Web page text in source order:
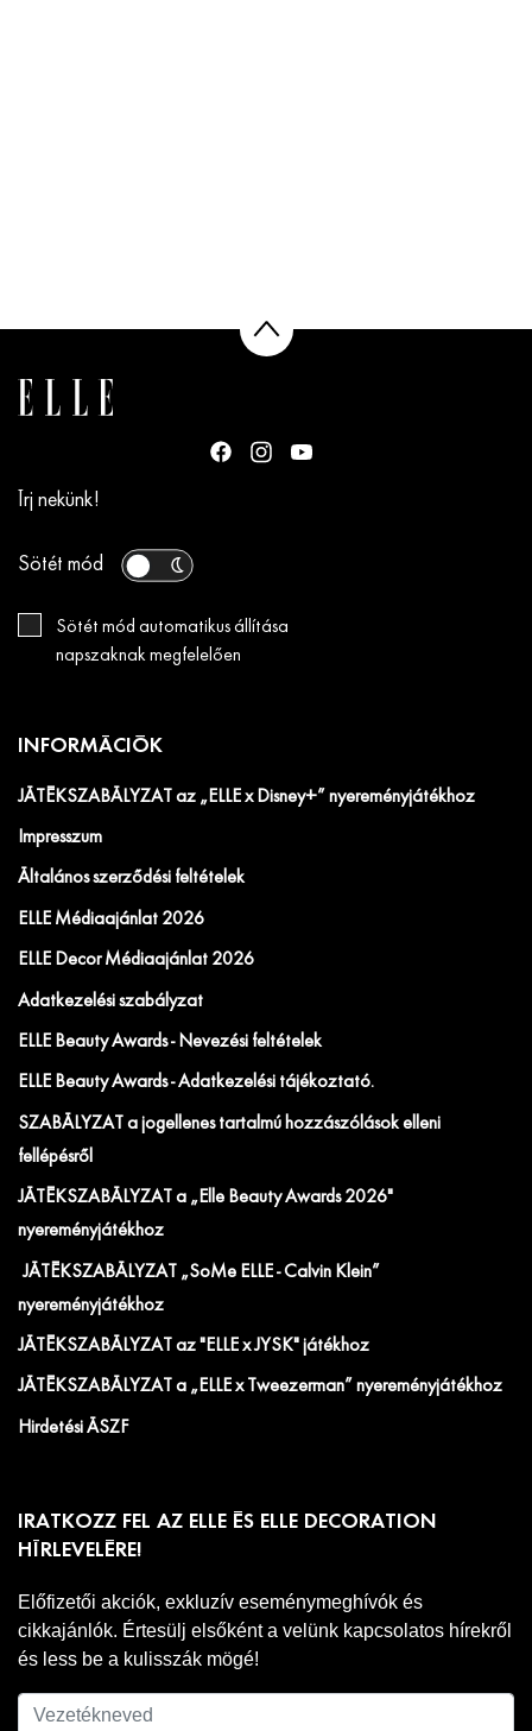
Írj nekünk!
Sötét mód
Sötét mód automatikus állítása
napszaknak megfelelően
INFORMÁCIÓK
JÁTÉKSZABÁLYZAT az „ELLE x Disney+” nyereményjátékhoz
Impresszum
Általános szerződési feltételek
ELLE Médiaajánlat 2026
ELLE Decor Médiaajánlat 2026
Adatkezelési szabályzat
ELLE Beauty Awards - Nevezési feltételek
ELLE Beauty Awards - Adatkezelési tájékoztató.
SZABÁLYZAT a jogellenes tartalmú hozzászólások elleni
fellépésről
JÁTÉKSZABÁLYZAT a „Elle Beauty Awards 2026"
nyereményjátékhoz
JÁTÉKSZABÁLYZAT „SoMe ELLE - Calvin Klein”
nyereményjátékhoz
JÁTÉKSZABÁLYZAT az "ELLE x JYSK" játékhoz
JÁTÉKSZABÁLYZAT a „ELLE x Tweezerman” nyereményjátékhoz
Hirdetési ÁSZF
IRATKOZZ FEL AZ ELLE ÉS ELLE DECORATION
HÍRLEVELÉRE!
Előfizetői akciók, exkluzív eseménymeghívók és
cikkajánlók. Értesülj elsőként a velünk kapcsolatos hírekről
és less be a kulisszák mögé!